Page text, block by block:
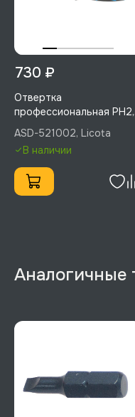
730 ₽
Отвертка
профессиональная PH2,
100 мм, Licota, ASD-
521002
ASD-521002, Licota
В наличии